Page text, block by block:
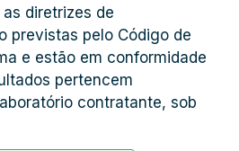
diretrizes de
previstas pelo Código de
e estão em conformidade
pertencem
contratante, sob